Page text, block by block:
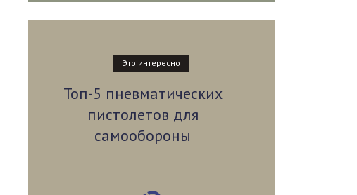
Это интересно
Топ-5 пневматических
пистолетов для
самообороны